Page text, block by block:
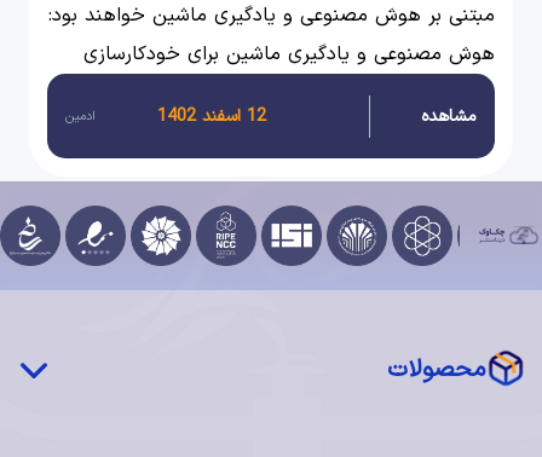
مبتنی بر هوش مصنوعی و یادگیری ماشین خواهند بود:
هوش مصنوعی و یادگیری ماشین برای خودکارسازی
وظایف، افزایش کارایی و بهینه‌سازی مصرف انرژی در
دیتاسنترها استفاده خواهند شد.
مشاهده 12 اسفند 1402 ادمین
محصولات